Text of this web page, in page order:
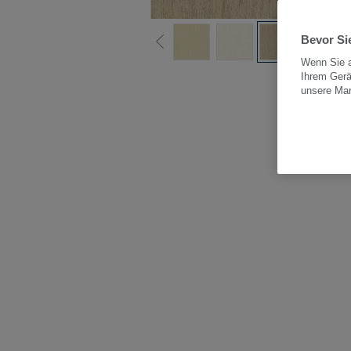
Alle
Bevor
Wenn Sie
Ihrem
unsere